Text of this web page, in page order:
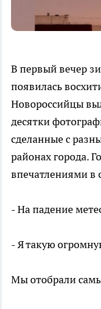
В первый вечер
появилась
Новороссийцы
десятки
сделанные с
районах города.
впечатлениями в
- На падение
- Я такую
Мы отобрали